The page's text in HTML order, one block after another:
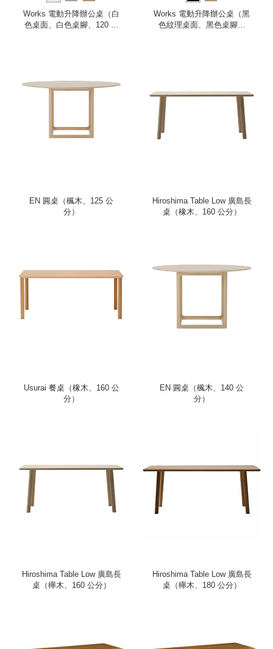
Works 電動升降辦公桌（白
色桌面、白色桌腳、120 公
Works 電動升降辦公桌（黑
色紋理桌面、黑色桌腳、
EN 圓桌（楓木、125 公
分）
Hiroshima Table Low 廣島長
桌（橡木、160 公分）
Usurai 餐桌（橡木、160 公
分）
EN 圓桌（楓木、140 公
分）
Hiroshima Table Low 廣島長
桌（櫸木、160 公分）
Hiroshima Table Low 廣島長
桌（櫸木、180 公分）